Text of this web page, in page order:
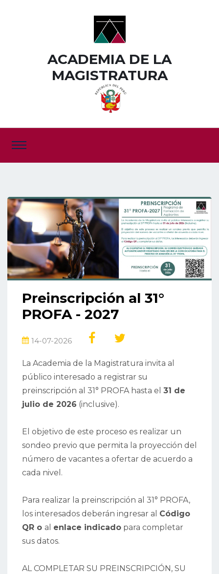
ACADEMIA DE LA
MAGISTRATURA
Preinscripción al 31°
PROFA - 2027
14-07-2026
La Academia de la Magistratura invita al
público interesado a registrar su
preinscripción al 31° PROFA hasta el 31 de
julio de 2026 (inclusive).
El objetivo de este proceso es realizar un
sondeo previo que permita la proyección del
número de vacantes a ofertar de acuerdo a
cada nivel.
Para realizar la preinscripción al 31° PROFA,
los interesados deberán ingresar al Código
QR o al enlace indicado para completar
sus datos.
AL COMPLETAR SU PREINSCRIPCIÓN, SU